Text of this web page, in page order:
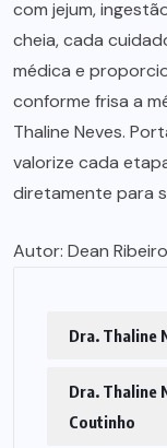
com jejum,
cheia, cada
médica e
conforme frisa a
Thaline Neves.
valorize cada
diretamente para
Autor: Dean Ribeiro
Dra. Thaline
Dra. Thaline
Coutinho